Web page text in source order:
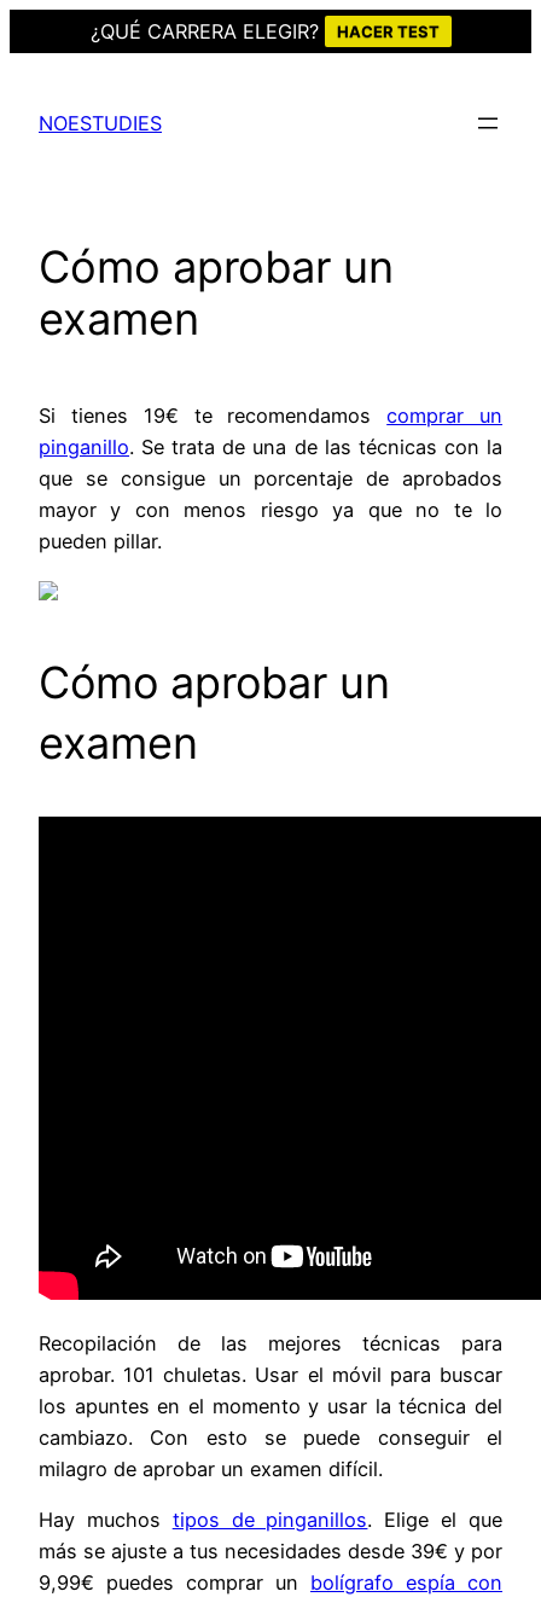
¿QUÉ CARRERA ELEGIR? HACER TEST
contenido
NOESTUDIES
Cómo aprobar un
examen
Si tienes 19€ te recomendamoscomprar un
pinganillo. Se trata de una de las técnicas con la
que se consigue un porcentaje de aprobados
mayor y con menos riesgo ya que no te lo
pueden pillar.
Cómo aprobar un
examen
Recopilación de las mejores técnicas para
aprobar. 101 chuletas. Usar el móvil para buscar
los apuntes en el momento y usar la técnica del
cambiazo. Con esto se puede conseguir el
milagro de aprobar un examen difícil.
Hay muchos tipos de pinganillos. Elige el que
más se ajuste a tus necesidades desde 39€ y por
9,99€ puedes comprar un bolígrafo espía con